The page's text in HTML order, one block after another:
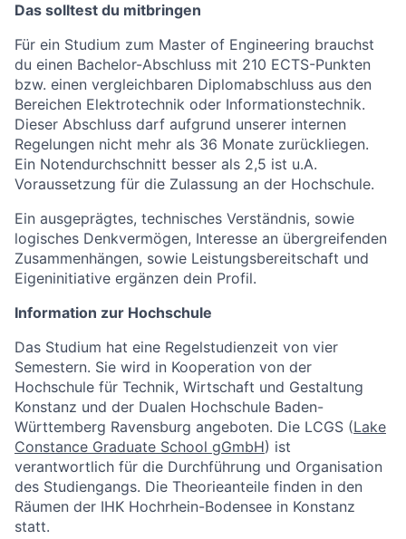
Das solltest du mitbringen
Für ein Studium zum Master of Engineering brauchst
du einen Bachelor-Abschluss mit 210 ECTS-Punkten
bzw. einen vergleichbaren Diplomabschluss aus den
Bereichen Elektrotechnik oder Informationstechnik.
Dieser Abschluss darf aufgrund unserer internen
Regelungen nicht mehr als 36 Monate zurückliegen.
Ein Notendurchschnitt besser als 2,5 ist u.A.
Voraussetzung für die Zulassung an der Hochschule.
Ein ausgeprägtes, technisches Verständnis, sowie
logisches Denkvermögen, Interesse an übergreifenden
Zusammenhängen, sowie Leistungsbereitschaft und
Eigeninitiative ergänzen dein Profil.
Information zur Hochschule
Das Studium hat eine Regelstudienzeit von vier
Semestern. Sie wird in Kooperation von der
Hochschule für Technik, Wirtschaft und Gestaltung
Konstanz und der Dualen Hochschule Baden-
Württemberg Ravensburg angeboten. Die LCGS (Lake
Constance Graduate School gGmbH) ist
verantwortlich für die Durchführung und Organisation
des Studiengangs. Die Theorieanteile finden in den
Räumen der IHK Hochrhein-Bodensee in Konstanz
statt.